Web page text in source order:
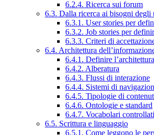
6.2.4. Ricerca sui forum
6.3. Dalla ricerca ai bisogni degli
6.3.1. User stories per
6.3.2. Job stories per
6.3.3. Criteri di
6.4. Architettura
6.4.1. Definire
6.4.2. Alberatura
6.4.3. Flussi di interazione
6.4.4. Sistemi di
6.4.5. Tipologie di
6.4.6. Ontologie e standard
6.4.7. Vocabolari
6.5. Scrittura e linguaggio
6.5.1. Come leggono le